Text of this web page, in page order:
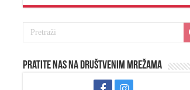
Pratite nas na društvenim mrežama